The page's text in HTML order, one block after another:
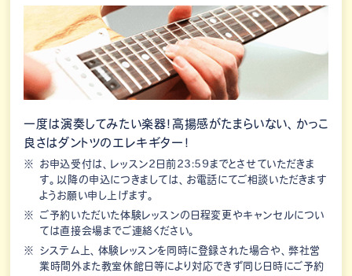
一度は演奏してみたい楽器！高揚感がたまらいない、かっこ
良さはダントツのエレキギター！
お申込受付は、レッスン2日前23:59までとさせていただきま
す。以降の申込につきましては、お電話にてご相談いただきます
ようお願い申し上げます。
ご予約いただいた体験レッスンの日程変更やキャンセルについ
ては直接会場までご連絡ください。
システム上、体験レッスンを同時に登録された場合や、弊社営
業時間外また教室休館日等により対応できず同じ日時にご予約